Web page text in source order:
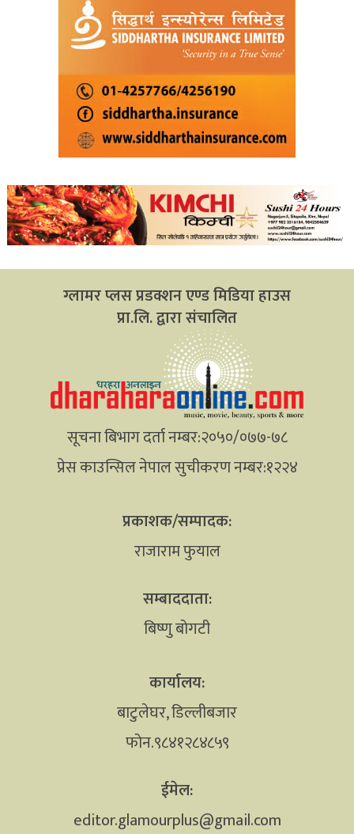
ग्लामर प्लस प्रडक्शन एण्ड मिडिया हाउस
प्रा.लि. द्वारा संचालित
सूचना बिभाग दर्ता नम्बर:२०५०/०७७-७८
प्रेस काउन्सिल नेपाल सुचीकरण नम्बर:१२२४
प्रकाशक/सम्पादक:
राजाराम फुयाल
सम्बाददाता:
बिष्णु बोगटी
कार्यालय:
बाटुलेघर, डिल्लीबजार
फोन.९८४१२८४८५९
ईमेल:
editor.glamourplus@gmail.com